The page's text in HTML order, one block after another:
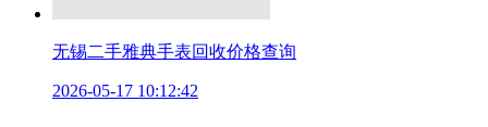
无锡二手雅典手表回收价格查询
2026-05-17 10:12:42